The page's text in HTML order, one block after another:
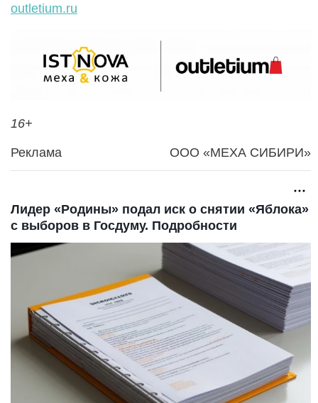
outletium.ru
16+
Реклама ООО «МЕХА СИБИРИ»
Лидер «Родины» подал иск о снятии «Яблока»
с выборов в Госдуму. Подробности